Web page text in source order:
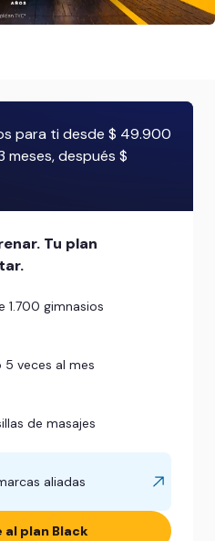
para ti desde $ 49.900
meses, después $
Tu plan
1.700 gimnasios
5 veces al mes
de masajes
aliadas
plan Black